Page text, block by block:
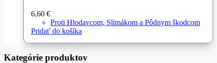
6,60 €
Proti Hlodavcom, Slimákom a Pôdnym škodcom
Pridať do košíka
Kategórie produktov